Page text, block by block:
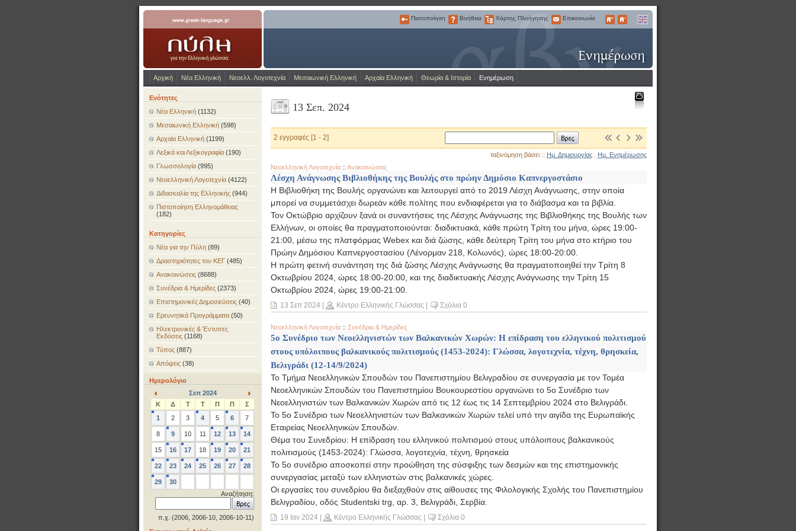
www.greek-language.gr Η Πύλη για την ελληνική γλώσσα
Πιστοποίηση
Πιστοποίηση
Βοήθεια
Βοήθεια
Χάρτης
Χάρτης Πλοήγησης
Επικοινωνία
Επικοινωνία
Μεγαλύτερα
ΜικρότεραEnglish
Αρχική Νέα Ελληνική Νεοελλ. Λογοτεχνία Μεσαιωνική Ελληνική Αρχαία Ελληνική Θεωρία & Ιστορία Ενημέρωση
Ενότητες
Νέα Ελληνική (1132)
Μεσαιωνική Ελληνική (598)
Αρχαία Ελληνική (1199)
Λεξικά και Λεξικογραφία (190)
Γλωσσολογία (995)
Νεοελληνική Λογοτεχνία (4122)
Διδασκαλία της Ελληνικής (944)
Πιστοποίηση Ελληνομάθειας
(182)
Κατηγορίες
Νέα για την Πύλη (89)
Δραστηριότητες του ΚΕΓ (485)
Ανακοινώσεις (8688)
Συνέδρια & Ημερίδες (2373)
Επιστημονικές Δημοσιεύσεις (40)
Ερευνητικά Προγράμματα (50)
Ηλεκτρονικές & Έντυπες
Εκδόσεις (1168)
Τύπος (887)
Απόψεις (38)
Ημερολόγιο
<
Σεπ 2024
>
Κ Δ Τ Τ Π Π
Σ
1
2 3 4 5 6 7
8 9 10 11 12 13 14
15 16 17 18 19 20 21
22 23 24 25 26 27 28
29
30
Αναζήτηση:
π.χ. (2006, 2006-10, 2006-10-11)
13 Σεπ. 2024
2 εγγραφές [1 - 2]
Βρες
ταξινόμηση βάσει :: Ημ. Δημιουργίας
Ημ. Ενημέρωσης
Νεοελληνική Λογοτεχνία :: Ανακοινώσεις
Λέσχη Ανάγνωσης Βιβλιοθήκης της Βουλής στο πρώην Δημόσιο Καπνεργοστάσιο
Η Βιβλιοθήκη της Βουλής οργανώνει και λειτουργεί από το 2019 Λέσχη Ανάγνωσης, στην οποία
μπορεί να συμμετάσχει δωρεάν κάθε πολίτης που ενδιαφέρεται για το διάβασμα και τα βιβλία.
Τον Οκτώβριο αρχίζουν ξανά οι συναντήσεις της Λέσχης Ανάγνωσης της Βιβλιοθήκης της Βουλής των
Ελλήνων, οι οποίες θα πραγματοποιούνται: διαδικτυακά, κάθε πρώτη Τρίτη του μήνα, ώρες 19:00-
21:00, μέσω της πλατφόρμας Webex και διά ζώσης, κάθε δεύτερη Τρίτη του μήνα στο κτήριο του
Πρώην Δημόσιου Καπνεργοστασίου (Λένορμαν 218, Κολωνός), ώρες 18:00-20:00.
Η πρώτη φετινή συνάντηση της διά ζώσης Λέσχης Ανάγνωσης θα πραγματοποιηθεί την Τρίτη 8
Οκτωβρίου 2024, ώρες 18:00-20:00, και της διαδικτυακής Λέσχης Ανάγνωσης την Τρίτη 15
Οκτωβρίου 2024, ώρες 19:00-21:00.
13 Σεπ 2024 Κέντρο Ελληνικής Γλώσσας Σχόλια 0
Νεοελληνική Λογοτεχνία :: Συνέδρια & Ημερίδες
5ο Συνέδριο των Νεοελληνιστών των Βαλκανικών Χωρών: Η επίδραση του ελληνικού πολιτισμού
στους υπόλοιπους βαλκανικούς πολιτισμούς (1453-2024): Γλώσσα, λογοτεχνία, τέχνη, θρησκεία,
Βελιγράδι (12-14/9/2024)
Το Τμήμα Νεοελληνικών Σπουδών του Πανεπιστημίου Βελιγραδίου σε συνεργασία με τον Τομέα
Νεοελληνικών Σπουδών του Πανεπιστημίου Βουκουρεστίου οργανώνει το 5ο Συνέδριο των
Νεοελληνιστών των Βαλκανικών Χωρών από τις 12 έως τις 14 Σεπτεμβρίου 2024 στο Βελιγράδι.
Το 5ο Συνέδριο των Νεοελληνιστών των Βαλκανικών Χωρών τελεί υπό την αιγίδα της Ευρωπαϊκής
Εταιρείας Νεοελληνικών Σπουδών.
Θέμα του Συνεδρίου: Η επίδραση του ελληνικού πολιτισμού στους υπόλοιπους βαλκανικούς
πολιτισμούς (1453-2024): Γλώσσα, λογοτεχνία, τέχνη, θρησκεία
Το 5ο συνέδριο αποσκοπεί στην προώθηση της σύσφιξης των δεσμών και της επιστημονικής
συνεργασίας μεταξύ των ελληνιστών στις βαλκανικές χώρες.
Οι εργασίες του συνεδρίου θα διεξαχθούν στις αίθουσες της Φιλολογικής Σχολής του Πανεπιστημίου
Βελιγραδίου, οδός Studentski trg, αρ. 3, Βελιγράδι, Σερβία.
19 Ιαν 2024 Κέντρο Ελληνικής Γλώσσας Σχόλια 0